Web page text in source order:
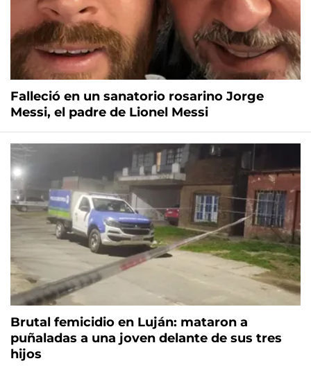
Falleció en un sanatorio rosarino Jorge
Messi, el padre de Lionel Messi
Brutal femicidio en Luján: mataron a
puñaladas a una joven delante de sus tres
hijos